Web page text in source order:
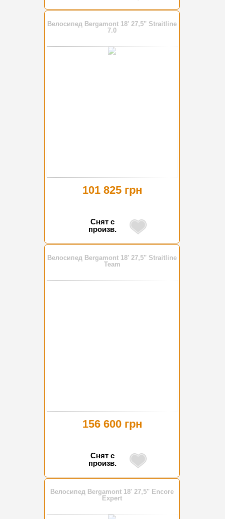
Велосипед Bergamont 18' 27,5" Straitline
7.0
101 825 грн
Снят с
произв.
Велосипед Bergamont 18' 27,5" Straitline
Team
156 600 грн
Снят с
произв.
Велосипед Bergamont 18' 27,5" Encore
Expert